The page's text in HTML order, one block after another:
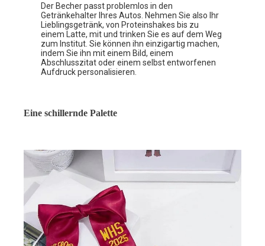
Der Becher passt problemlos in den
Getränkehalter Ihres Autos. Nehmen Sie also Ihr
Lieblingsgetränk, von Proteinshakes bis zu
einem Latte, mit und trinken Sie es auf dem Weg
zum Institut. Sie können ihn einzigartig machen,
indem Sie ihn mit einem Bild, einem
Abschlusszitat oder einem selbst entworfenen
Aufdruck personalisieren.
Eine schillernde Palette